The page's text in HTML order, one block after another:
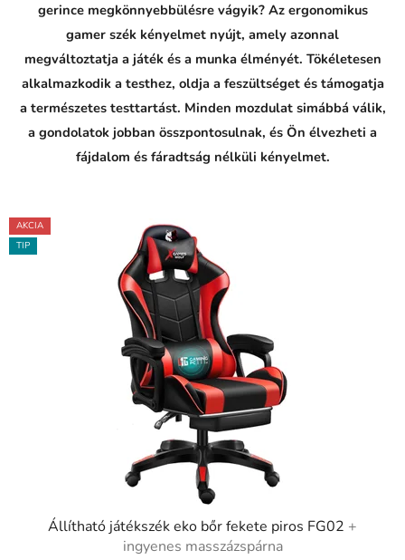
gerince megkönnyebbülésre vágyik? Az ergonomikus
gamer szék kényelmet nyújt, amely azonnal
megváltoztatja a játék és a munka élményét. Tökéletesen
alkalmazkodik a testhez, oldja a feszültséget és támogatja
a természetes testtartást. Minden mozdulat simábbá válik,
a gondolatok jobban összpontosulnak, és Ön élvezheti a
fájdalom és fáradtság nélküli kényelmet.
AKCIA
TIP
Állítható játékszék eko bőr fekete piros FG02 +
ingyenes masszázspárna